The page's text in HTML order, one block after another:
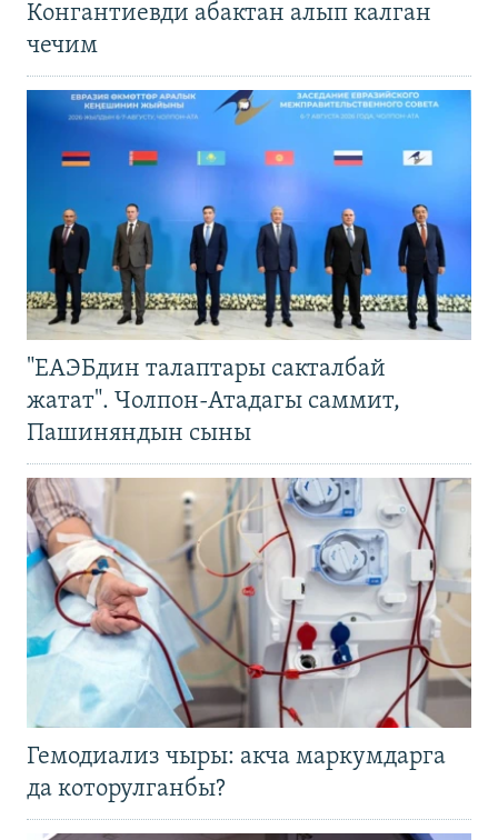
Конгантиевди абактан алып калган
чечим
"ЕАЭБдин талаптары сакталбай
жатат". Чолпон-Атадагы саммит,
Пашиняндын сыны
Гемодиализ чыры: акча маркумдарга
да которулганбы?